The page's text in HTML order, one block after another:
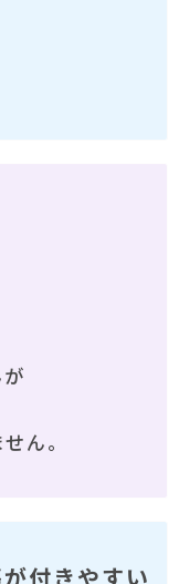
ん。
付きやすい